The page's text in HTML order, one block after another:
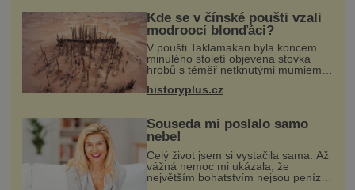
Kde se v čínské poušti vzali
modroocí blonďáci?
V poušti Taklamakan byla koncem
minulého století objevena stovka
hrobů s téměř netknutými mumiemi.
četnými milodary. Asi nejvíc přitom
historyplus.cz
Souseda mi poslalo samo
nebe!
Celý život jsem si vystačila sama. Až
vážná nemoc mi ukázala, že
největším bohatstvím nejsou peníze